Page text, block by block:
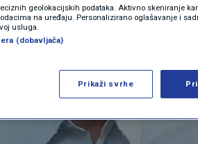
VIDEO
geolokacijskih podataka. Aktivno skeniranje
na uređaju. Personalizirano oglašavanje i
usluga.
(dobavljača)
Prikaži svrhe